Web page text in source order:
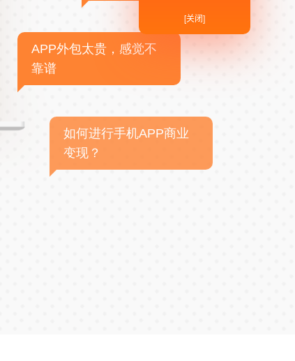
APP外包太贵，感觉不
靠谱
如何进行手机APP商业
变现？
[关闭]